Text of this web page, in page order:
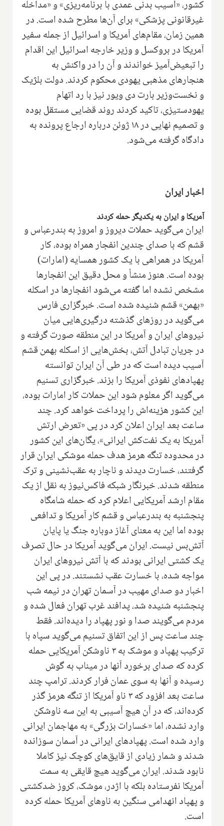
کشور، «آسیب بدنی عمدی با برنامه‌ریزی» و «مداخله
غیرقانونی پزشکی» برای آن‌ها مطرح شده است. در
همین زمان، مقام‌های آمریکا و اسرائیل از جمله سفیر
آمریکا در بروکسل و وزیر خارجه اسرائیل این اقدام
را تبعیض‌آمیز خواندند و آن را در واکنش به
هنجارهای مذهبی یهودی محکوم کردند. دولت بلژیک
و نخست‌وزیر بارت دی ویور نیز با رد اتهام
یهودستیزی، تاکید کردند روند قضایی مستقل بوده
و تصمیم نهایی در ۱۸ ژوئن درباره ارجاع پرونده به
دادگاه گرفته می‌شود.
اخبار ایران
آمریکا و ایران به یکدیگر حمله کردند
ایران می‌گوید حملات دیروز و امروز به بندرعباس و
قشم که با صدای چندین انفجار همراه بوده، کار
آمریکا در همراهی با یک کشور همسایه (امارات)
بوده است. هنوز منشأ و محل دقیق این انفجارها
مشخص نشده اما گفته می‌شود انفجارها در اسکله
«بهمن» قشم شنیده شده است. خبرگزاری فارس
می‌گوید در روزهای گذشته درگیری‌هایی میان
نیروهای ایران و آمریکا در این منطقه صورت گرفته و
در جریان تبادل آتش، بخش‌هایی از اسکله بهمن قشم
آسیب دیده است که در طی آن ایران توانسته
پهپادهای نفوذی آمریکا را بزند. خبرگزاری تسنیم
می‌گوید اگر معلوم شود این حملات کار امارات بوده،
این کشور هزینه‌اش را پرداخت خواهد کرد. چند
ساعت بعد ایران اعلان کرد در پی «تعرض ارتش
آمریکا به یک نفت‌کش ایرانی»، یگان‌های این کشور
در محدوده تنگه هرمز هدف حمله موشکی ایران قرار
گرفتند، خسارت دیدند و ناچار به عقب‌نشینی و ترک
منطقه شدند. خبرنگار شبکه فاکس‌نیوز به نقل از یک
مقام ارشد آمریکایی اعلام کرد که حمله شامگاه
پنجشنبه به بندرعباس و قشم کار آمریکا و تدافعی
بوده اما این به معنای آغاز دوباره جنگ یا پایان
آتش‌بس نیست. ایران می‌گوید آمریکا در حال تصرف
یک کشتی ایرانی بودند که با آتش نیروهای ایران
مواجه شده، با خسارت عقب نشستند. در پی این
اخبار دو صدای مهیب در آسمان تهران در نیمه شب
پنجشنبه شنیده شد، پدافند غرب تهران فعال شده و
مردم می‌گویند صدا و نور پهپاد را دیده‌اند. فقط
چند ساعت پس از این اتفاق تسنیم می‌گوید سپاه با
ترکیب پهپاد و موشک به ۳ ناوشکن آمریکایی حمله
کرده که صدای برخورد آنها در میناب به گوش
رسیده و آنها به سوی عمان فرار کردند. ترامپ چند
ساعت بعد افزود که ۳ ناو آمریکا از تنگه هرمز گذر
کرده‌اند، که در آن هیچ آسيبی به اين سه ناوشکن
وارد نشده، اما «خسارات بزرگی» به مهاجمان ايرانی
وارد شده است. پهپادهای ایرانی در آسمان سوزانده
شدند و شمار زيادی از قايق‌های کوچک نیز کاملا
نابود شدند. ایران می‌گوید هیچ قایقی به سمت
آمریکا نفرستاده بلکه با اژدر، موشک، کروز ضدکشتی
و پهپاد انهدامی سنگین به ناوهای آمریکا حمله کرده
است.